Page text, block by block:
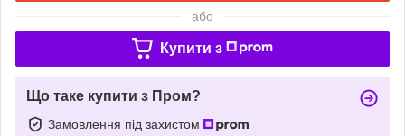
або
Купити з
Що таке купити з Пром?
Замовлення під захистом